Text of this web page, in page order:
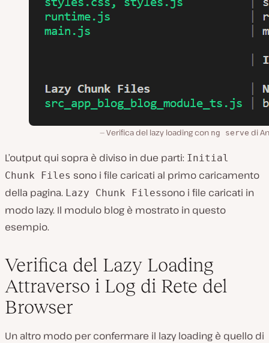
Verifica del lazy loading con ng serve di
L’output qui sopra è diviso in due parti: Initial
Chunk Files sono i file caricati al primo caricamento
della pagina. Lazy Chunk Filessono i file caricati in
modo lazy. Il modulo blog è mostrato in questo
esempio.
Verifica del Lazy Loading
Attraverso i Log di Rete del
Browser
Un altro modo per confermare il lazy loading è quello di